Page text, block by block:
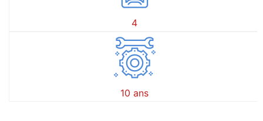
4
10 ans